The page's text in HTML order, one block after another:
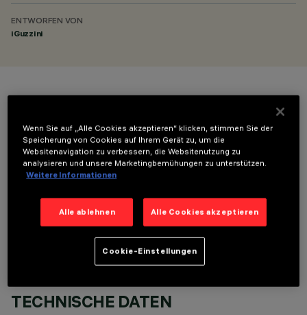
ENTWORFEN VON
iGuzzini
FARBE
OPTIONALE KOMPONENTEN
TECHNISCHE DATEN
Wenn Sie auf „Alle Cookies akzeptieren“ klicken, stimmen Sie der
Speicherung von Cookies auf Ihrem Gerät zu, um die
Websitenavigation zu verbessern, die Websitenutzung zu
analysieren und unsere Marketingbemühungen zu unterstützen.
Weitere Informationen
Alle ablehnen Alle Cookies akzeptieren
Cookie-Einstellungen